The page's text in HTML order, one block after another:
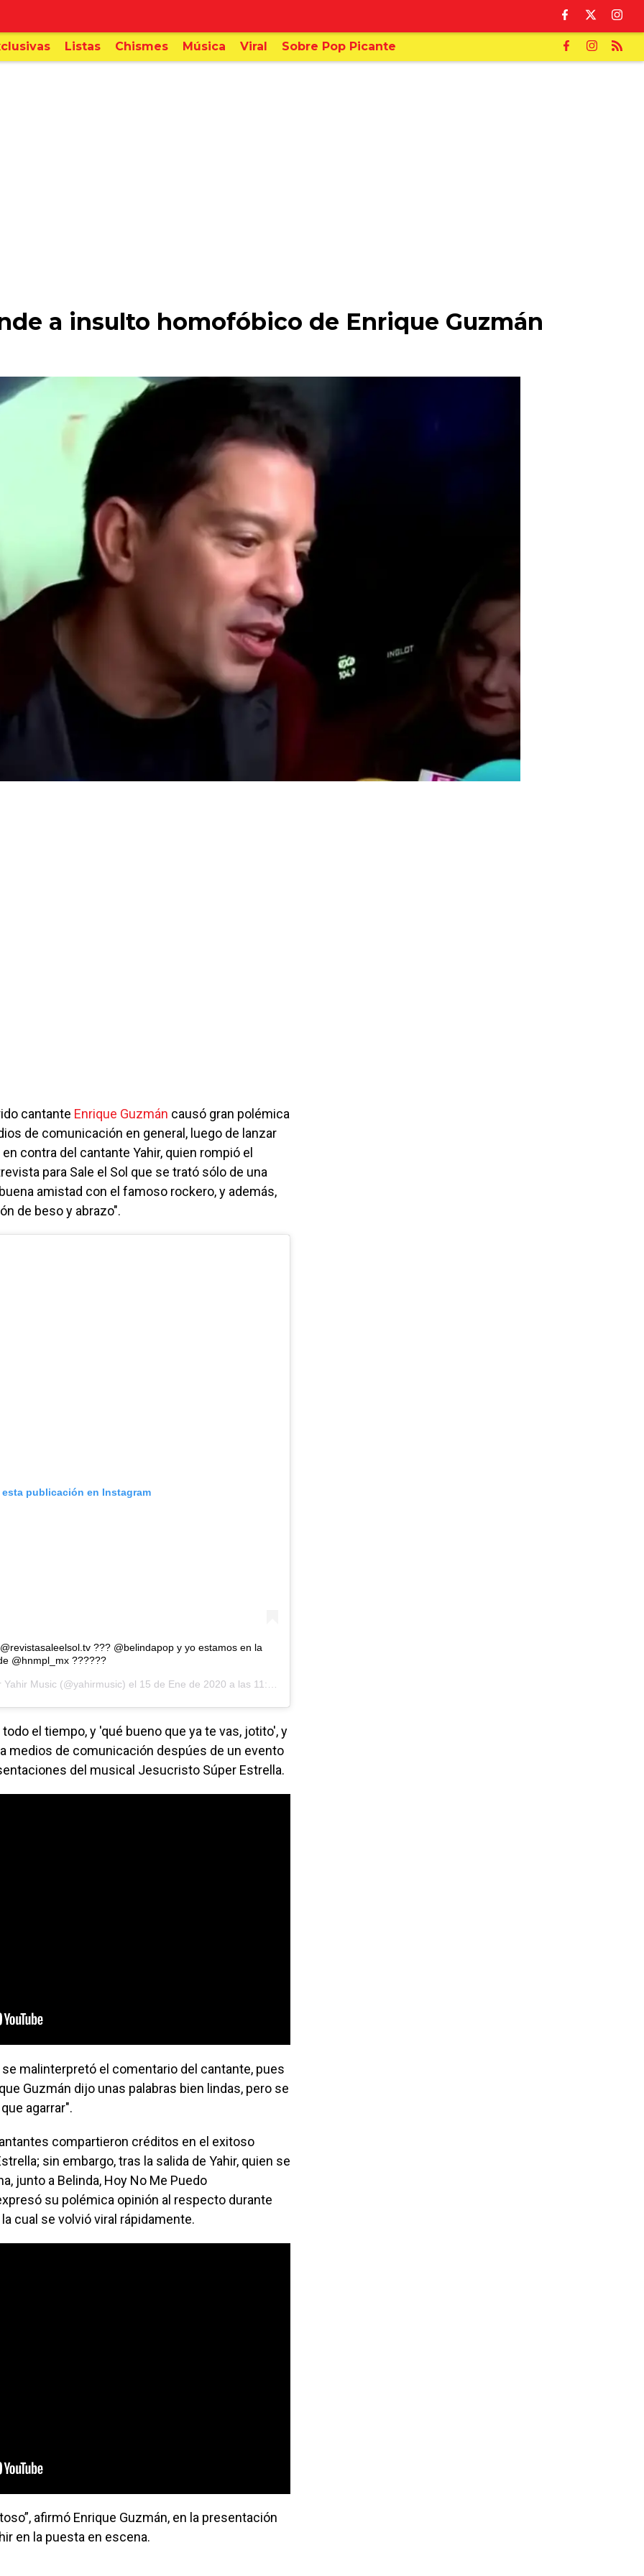
Listas Chismes Música Viral Sobre Pop Picante
a insulto homofóbico de Enrique Guzmán
cantante Enrique Guzmán causó gran polémica
de comunicación en general, luego de lanzar
contra del cantante Yahir, quien rompió el
para Sale el Sol que se trató sólo de una
amistad con el famoso rockero, y además,
de beso y abrazo".
esta publicación en Instagram
??? @belindapop y yo estamos en la
@hnmpl_mx ??????
Yahir Music (@yahirmusic) el 15 de Ene de 2020 a las 11:59 PST
el tiempo, y 'qué bueno que ya te vas, jotito', y
medios de comunicación despúes de un evento
del musical Jesucristo Súper Estrella.
malinterpretó el comentario del cantante, pues
Guzmán dijo unas palabras bien lindas, pero se
agarrar".
compartieron créditos en el exitoso
sin embargo, tras la salida de Yahir, quien se
junto a Belinda, Hoy No Me Puedo
su polémica opinión al respecto durante
cual se volvió viral rápidamente.
afirmó Enrique Guzmán, en la presentación
en la puesta en escena.